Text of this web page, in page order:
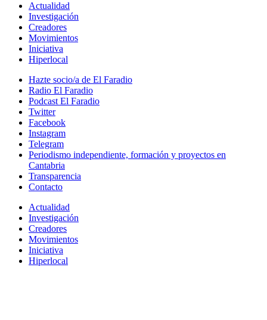
Actualidad
Investigación
Creadores
Movimientos
Iniciativa
Hiperlocal
Hazte socio/a de El Faradio
Radio El Faradio
Podcast El Faradio
Twitter
Facebook
Instagram
Telegram
Periodismo independiente, formación y proyectos en
Cantabria
Transparencia
Contacto
Actualidad
Investigación
Creadores
Movimientos
Iniciativa
Hiperlocal